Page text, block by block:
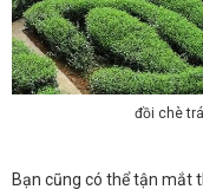
đồi chè
Bạn cũng có thể tận mắt